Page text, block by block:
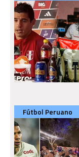
Fútbol Peruano